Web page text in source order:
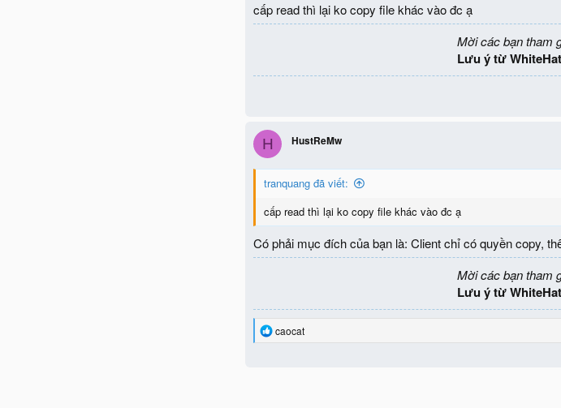
cấp read thì lại ko copy file khác vào đc ạ
Mời các bạn tham
Lưu ý từ
H HustReMw
tranquang đã viết:
cấp read thì lại ko copy file khác vào đc ạ
Có phải mục đích của bạn là: Client chỉ có quyền copy,
Mời các bạn tham
Lưu ý từ
R
caocat